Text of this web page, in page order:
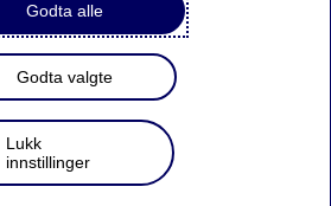
(32) er
Godta alle
Godta valgte
Lukk
innstillinger